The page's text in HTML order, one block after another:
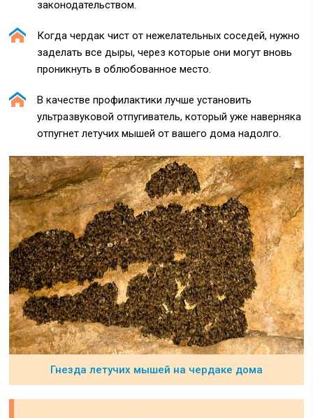
законодательством.
Когда чердак чист от нежелательных соседей, нужно
заделать все дыры, через которые они могут вновь
проникнуть в облюбованное место.
В качестве профилактики лучше установить
ультразвуковой отпугиватель, который уже наверняка
отпугнет летучих мышей от вашего дома надолго.
Гнезда летучих мышей на чердаке дома